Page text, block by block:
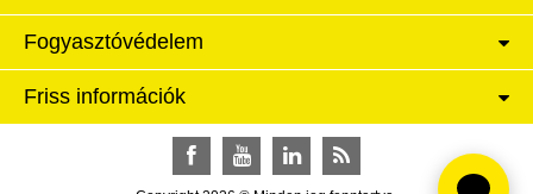
Fogyasztóvédelem
Friss információk
FacebookYouTubeLinkedInRSS